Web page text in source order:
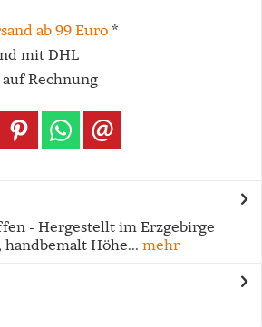
ab 99 Euro*
mit DHL
Rechnung
- Hergestellt im Erzgebirge
Höhe... mehr